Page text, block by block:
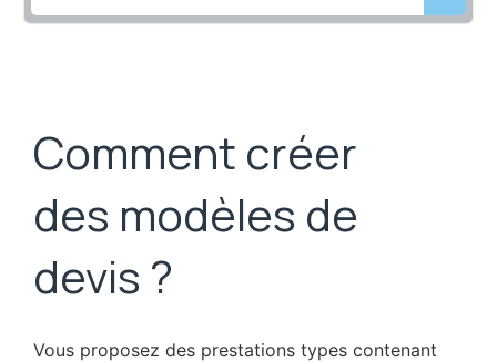
Comment créer
des modèles de
devis ?
Vous proposez des prestations types contenant